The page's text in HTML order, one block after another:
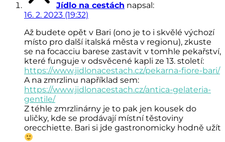
Jídlo na cestách napsal:
16. 2. 2023 (19:32)
Až budete opět v Bari (ono je to i skvělé výchozí
místo pro další italská města v regionu), zkuste
se na focacciu barese zastavit v tomhle pekařství,
které funguje v odsvěcené kapli ze 13. století:
https://www.jidlonacestach.cz/pekarna-fiore-bari/
A na zmrzlinu například sem:
https://www.jidlonacestach.cz/antica-gelateria-
gentile/
Z téhle zmrzlinárny je to pak jen kousek do
uličky, kde se prodávají místní těstoviny
orecchiette. Bari si jde gastronomicky hodně užít